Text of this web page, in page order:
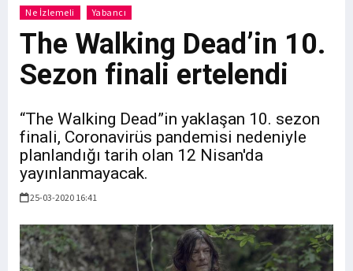
Ne İzlemeli Yabancı
The Walking Dead’in 10.
Sezon finali ertelendi
“The Walking Dead”in yaklaşan 10. sezon
finali, Coronavirüs pandemisi nedeniyle
planlandığı tarih olan 12 Nisan'da
yayınlanmayacak.
25-03-2020 16:41